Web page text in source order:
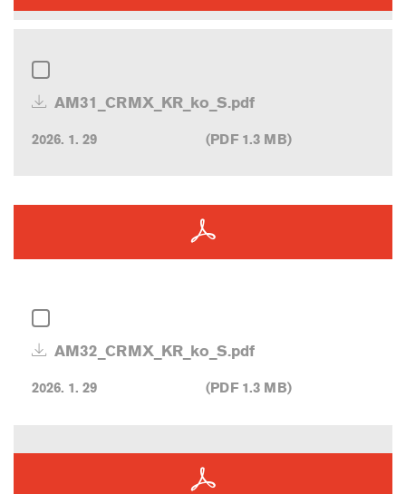
AM31_CRMX_KR_ko_S.pdf
2026. 1. 29 (PDF 1.3 MB)
AM32_CRMX_KR_ko_S.pdf
2026. 1. 29 (PDF 1.3 MB)